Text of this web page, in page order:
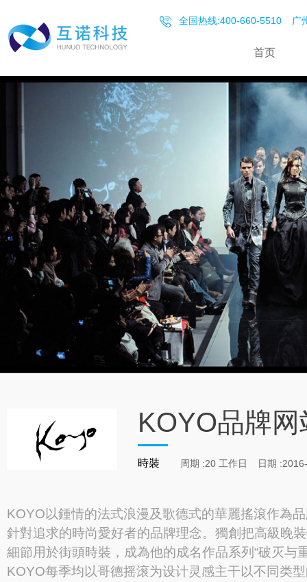
全国热线:400-660-5510 广
首页
KOYO品牌
時裝 周期 :20 工作日 日期
KOYO以鍾情的法式浪漫及歌德式的華麗搖滾作為
針對追求的時尚愛好者的品牌理念。獨創把高級睌
細節用於街頭時裝，成為他的成名作品系列“破灭与
KOYO每季均以哥德摇滚为设计灵感主干以不同类